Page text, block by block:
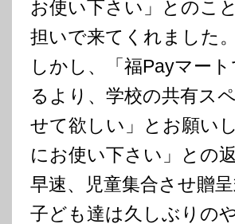
お使い下さい」とのこ
担いで来てくれました。
しかし、「福Payマー
るより、学校の共有ス
せて欲しい」とお願い
にお使い下さい」との
早速、児童集合させ贈
子ども達は久しぶりの